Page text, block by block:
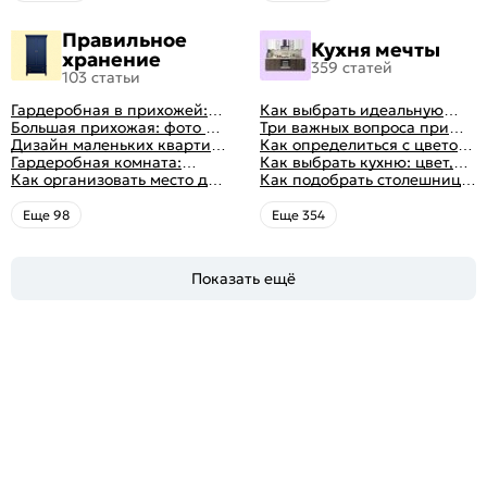
Правильное
хранение
103 статьи
Гардеробная в прихожей:
виды, фото в интерьере,
идеи дизайна
Большая прихожая: фото с
функциональным
распределением дизайна
Дизайн маленьких квартир:
10 идей для дизайна
интерьера с фото
Гардеробная комната:
дизайн, планировка, советы
по обустройству,
распространенные ошибки
Как организовать место для
хранения на балконе
Eще 98
Кухня мечты
359 статей
Как выбрать идеальную
планировку для кухни
Три важных вопроса при
выборе кухни: готовка,
посуда, комфорт
Как определиться с цветом
кухни: светлые, темные,
яркие
Как выбрать кухню: цвет,
планировка, аксессуары
Как подобрать столешницу
для кухни по цвету
Eще 354
Показать ещё